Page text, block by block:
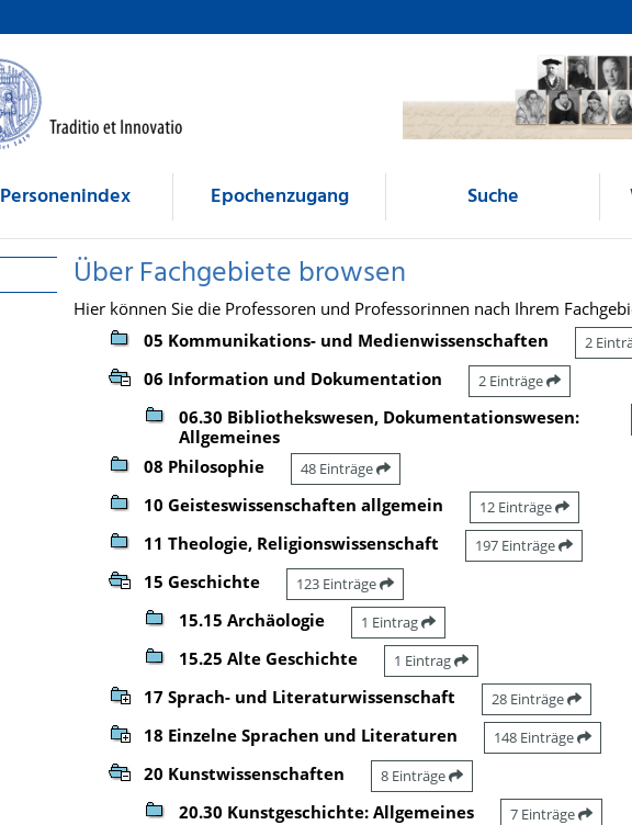
Personenindex Epochenzugang Suche
Über Fachgebiete browsen
Hier können Sie die Professoren und Professorinnen nach Ihrem
05 Kommunikations- und Medienwissenschaften
2
06 Information und Dokumentation 2 Einträge
06.30 Bibliothekswesen, Dokumentationswesen:
Allgemeines
08 Philosophie 48 Einträge
10 Geisteswissenschaften allgemein 12 Einträge
11 Theologie, Religionswissenschaft 197 Einträge
15 Geschichte 123 Einträge
15.15 Archäologie 1 Eintrag
15.25 Alte Geschichte 1 Eintrag
17 Sprach- und Literaturwissenschaft 28 Einträge
18 Einzelne Sprachen und Literaturen 148 Einträge
20 Kunstwissenschaften 8 Einträge
20.30 Kunstgeschichte: Allgemeines 7 Einträge